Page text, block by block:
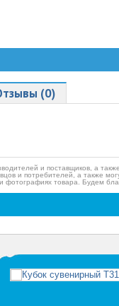
(0)
и поставщиков, а
и потребителей, а также
фотографиях товара. Будем